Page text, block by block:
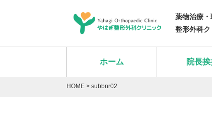
薬物治療
整形外科ク
ホーム 院長挨
HOME > subbnr02